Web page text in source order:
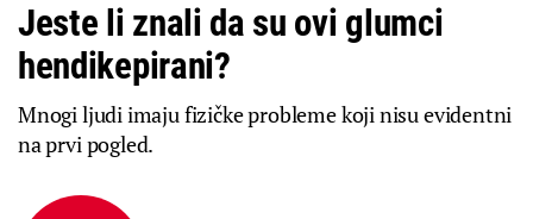
Jeste li znali da su ovi glumci
hendikepirani?
Mnogi ljudi imaju fizičke probleme koji nisu evidentni
na prvi pogled.